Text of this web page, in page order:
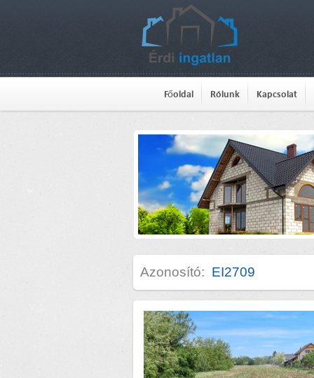
Főoldal Rólunk Kapcsolat
Azonosító: EI2709